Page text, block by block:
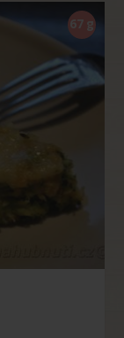
67 g